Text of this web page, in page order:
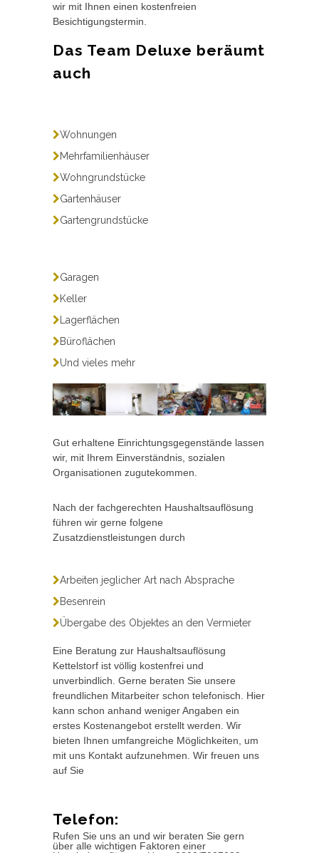
wir mit Ihnen einen kostenfreien
Besichtigungstermin.
Das Team Deluxe beräumt
auch
Wohnungen
Mehrfamilienhäuser
Wohngrundstücke
Gartenhäuser
Gartengrundstücke
Garagen
Keller
Lagerflächen
Büroflächen
Und vieles mehr
Gut erhaltene Einrichtungsgegenstände lassen
wir, mit Ihrem Einverständnis, sozialen
Organisationen zugutekommen.
Nach der fachgerechten Haushaltsauflösung
führen wir gerne folgene
Zusatzdienstleistungen durch
Arbeiten jeglicher Art nach Absprache
Besenrein
Übergabe des Objektes an den Vermieter
Eine Beratung zur Haushaltsauflösung
Kettelstorf ist völlig kostenfrei und
unverbindlich. Gerne beraten Sie unsere
freundlichen Mitarbeiter schon telefonisch. Hier
kann schon anhand weniger Angaben ein
erstes Kostenangebot erstellt werden. Wir
bieten Ihnen umfangreiche Möglichkeiten, um
mit uns Kontakt aufzunehmen. Wir freuen uns
auf Sie
Telefon:
Rufen Sie uns an und wir beraten Sie gern
über alle wichtigen Faktoren einer